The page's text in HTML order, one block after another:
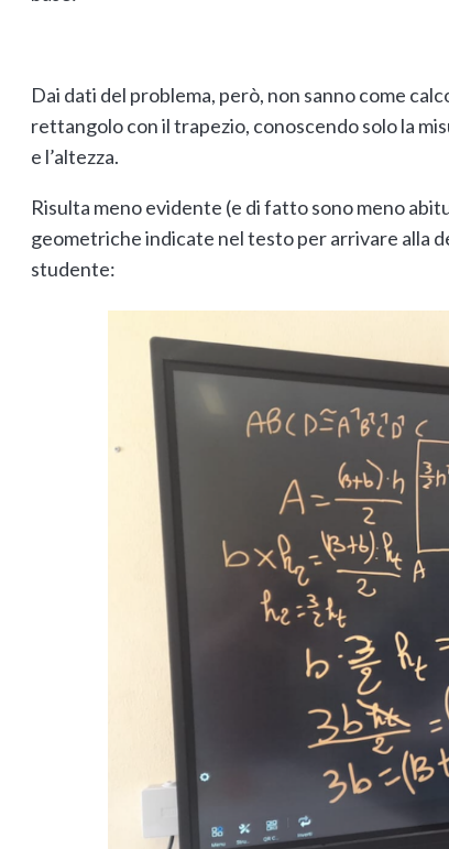
Dai dati del problema, però, non sanno come
rettangolo con il trapezio, conoscendo solo la
e l’altezza.
Risulta meno evidente (e di fatto sono meno
geometriche indicate nel testo per arrivare alla
studente: